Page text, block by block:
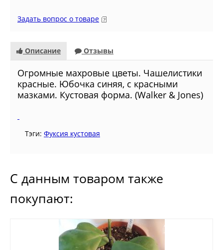
Задать вопрос о товаре
Описание Отзывы
Огромные махровые цветы. Чашелистики
красные. Юбочка синяя, с красными
мазками. Кустовая форма. (Walker & Jones)
Тэги: Фуксия кустовая
С данным товаром также
покупают: